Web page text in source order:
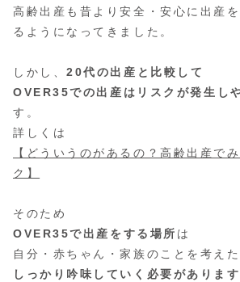
高齢出産も昔より安全・安心に出産
るようになってきました。
しかし、20代の出産と比較して
OVER35での出産はリスクが発生し
す。
詳しくは
【どういうのがあるの？高齢出産で
ク】
そのため
OVER35で出産をする場所 は
自分・赤ちゃん・家族のことを考え
しっかり吟味していく必要があります